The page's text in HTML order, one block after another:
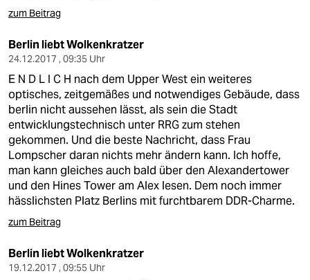
zum Beitrag
Berlin liebt Wolkenkratzer
24.12.2017 , 09:35 Uhr
E N D L I C H nach dem Upper West ein weiteres
optisches, zeitgemäßes und notwendiges Gebäude, dass
berlin nicht aussehen lässt, als sein die Stadt
entwicklungstechnisch unter RRG zum stehen
gekommen. Und die beste Nachricht, dass Frau
Lompscher daran nichts mehr ändern kann. Ich hoffe,
man kann gleiches auch bald über den Alexandertower
und den Hines Tower am Alex lesen. Dem noch immer
hässlichsten Platz Berlins mit furchtbarem DDR-Charme.
zum Beitrag
Berlin liebt Wolkenkratzer
19.12.2017 , 09:55 Uhr